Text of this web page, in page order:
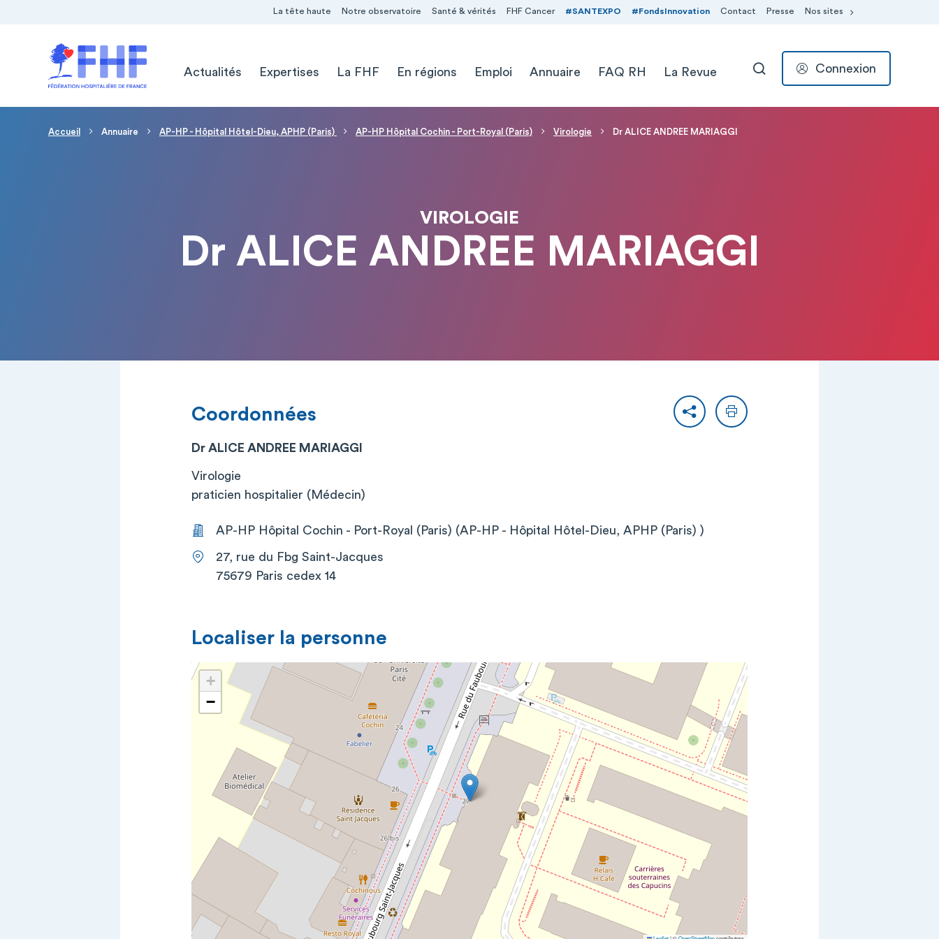
La tête haute Notre observatoire Santé & vérités FHF Cancer #SANTEXPO #FondsInnovation Contact Presse Nos sites
Actualités
Expertises La FHF En régions Emploi Annuaire FAQ RH La Revue RECHERCHER
Connexion
Fil d'Ariane
Accueil Annuaire AP-HP - Hôpital Hôtel-Dieu, APHP (Paris) AP-HP Hôpital Cochin - Port-Royal (Paris) Virologie Dr ALICE ANDREE MARIAGGI
VIROLOGIE
Dr ALICE ANDREE MARIAGGI
PartagerImprimer
Coordonnées
Dr ALICE ANDREE MARIAGGI
Virologie
praticien hospitalier (Médecin)
AP-HP Hôpital Cochin - Port-Royal (Paris) (AP-HP - Hôpital Hôtel-Dieu, APHP (Paris) )
27, rue du Fbg Saint-Jacques
75679 Paris cedex 14
Localiser la personne
+
−